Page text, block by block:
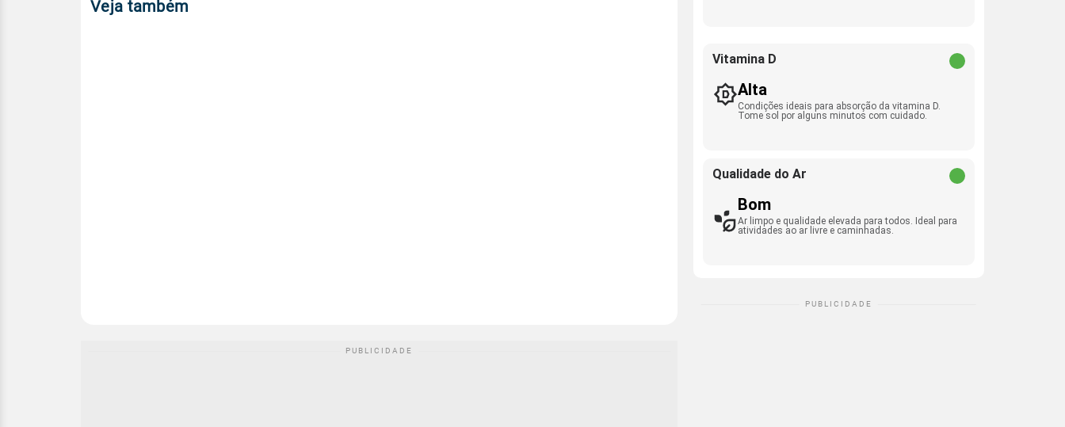
Veja também
Vitamina D
Alta
Condições ideais para absorção da vitamina D.
Tome sol por alguns minutos com cuidado.
Qualidade do Ar
Bom
Ar limpo e qualidade elevada para todos. Ideal para
atividades ao ar livre e caminhadas.